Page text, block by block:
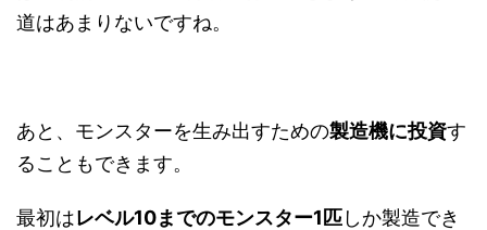
道はあまりないですね。
あと、モンスターを生み出すための製造機に投資す
ることもできます。
最初はレベル10までのモンスター1匹しか製造でき